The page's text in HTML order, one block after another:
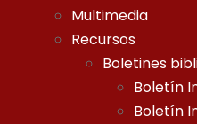
Multimedia
Recursos
Boletines
Boletín
Boletín